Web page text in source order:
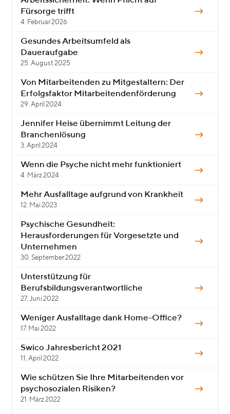
4. Februar 2026
Fürsorge trifft
25. August 2025
Gesundes Arbeitsumfeld als
Daueraufgabe
29. April 2024
Von Mitarbeitenden zu Mitgestaltern: Der
Erfolgsfaktor Mitarbeitendenförderung
3. April 2024
Jennifer Heise übernimmt Leitung der
Branchenlösung
4. März 2024
Wenn die Psyche nicht mehr funktioniert
12. Mai 2023
Mehr Ausfalltage aufgrund von Krankheit
30. September 2022
Psychische Gesundheit:
Herausforderungen für Vorgesetzte und
Unternehmen
27. Juni 2022
Unterstützung für
Berufsbildungsverantwortliche
17. Mai 2022
Weniger Ausfalltage dank Home-Office?
11. April 2022
Swico Jahresbericht 2021
21. März 2022
Wie schützen Sie Ihre Mitarbeitenden vor
psychosozialen Risiken?